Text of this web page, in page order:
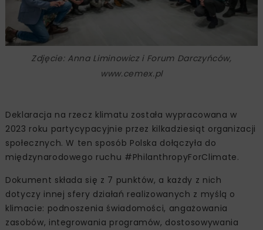
Zdjęcie: Anna Liminowicz i Forum Darczyńców,
www.cemex.pl
Deklaracja na rzecz klimatu została wypracowana w
2023 roku partycypacyjnie przez kilkadziesiąt organizacji
społecznych. W ten sposób Polska dołączyła do
międzynarodowego ruchu #PhilanthropyForClimate.
Dokument składa się z 7 punktów, a każdy z nich
dotyczy innej sfery działań realizowanych z myślą o
klimacie: podnoszenia świadomości, angażowania
zasobów, integrowania programów, dostosowywania